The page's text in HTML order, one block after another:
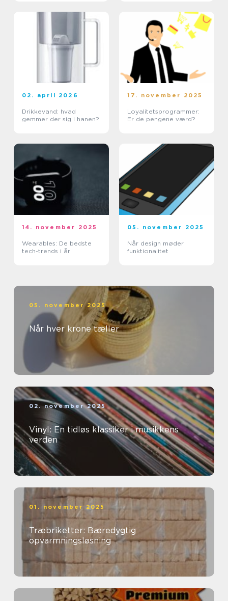
02. april 2026
Drikkevand: hvad
gemmer der sig i hanen?
17. november 2025
Loyalitetsprogrammer:
Er de pengene værd?
14. november 2025
Wearables: De bedste
tech-trends i år
05. november 2025
Når design møder
funktionalitet
05. november 2025
Når hver krone tæller
02. november 2025
Vinyl: En tidløs klassiker i musikkens
verden
01. november 2025
Træbriketter: Bæredygtig
opvarmningsløsning